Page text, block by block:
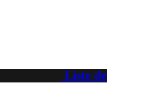
Liste de